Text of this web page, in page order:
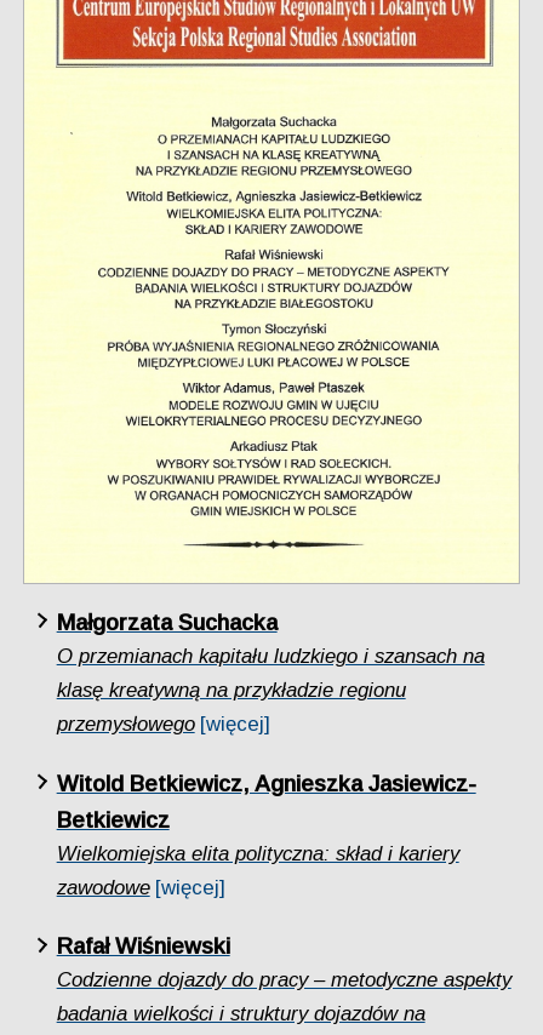
Małgorzata Suchacka
O przemianach kapitału ludzkiego i szansach na
klasę kreatywną na przykładzie regionu
przemysłowego [więcej]
Witold Betkiewicz, Agnieszka Jasiewicz-
Betkiewicz
Wielkomiejska elita polityczna: skład i kariery
zawodowe [więcej]
Rafał Wiśniewski
Codzienne dojazdy do pracy – metodyczne aspekty
badania wielkości i struktury dojazdów na